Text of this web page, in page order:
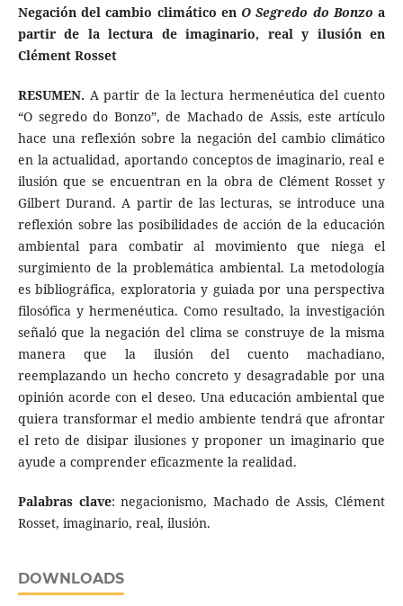
Negación del cambio climático en O Segredo do Bonzo a
partir de la lectura de imaginario, real y ilusión en
Clément Rosset
RESUMEN. A partir de la lectura hermenéutica del cuento
“O segredo do Bonzo”, de Machado de Assis, este artículo
hace una reflexión sobre la negación del cambio climático
en la actualidad, aportando conceptos de imaginario, real e
ilusión que se encuentran en la obra de Clément Rosset y
Gilbert Durand. A partir de las lecturas, se introduce una
reflexión sobre las posibilidades de acción de la educación
ambiental para combatir al movimiento que niega el
surgimiento de la problemática ambiental. La metodología
es bibliográfica, exploratoria y guiada por una perspectiva
filosófica y hermenéutica. Como resultado, la investigación
señaló que la negación del clima se construye de la misma
manera que la ilusión del cuento machadiano,
reemplazando un hecho concreto y desagradable por una
opinión acorde con el deseo. Una educación ambiental que
quiera transformar el medio ambiente tendrá que afrontar
el reto de disipar ilusiones y proponer un imaginario que
ayude a comprender eficazmente la realidad.
Palabras clave: negacionismo, Machado de Assis, Clément
Rosset, imaginario, real, ilusión.
DOWNLOADS